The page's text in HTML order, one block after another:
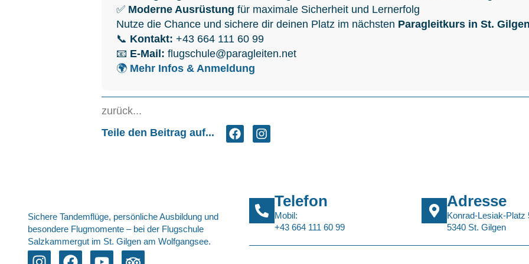
✅ Moderne Ausrüstung für maximale Sicherheit und Lernerfolg
Nutze die Chance und sichere dir deinen Platz im nächsten Paragleitkurs in St. Gilgen
📞 Kontakt: +43 664 111 60 99
📧 E-Mail: flugschule@paragleiten.net
🌍 Mehr Infos & Anmeldung
zurück...
Teile den Beitrag auf...
Sichere Tandemflüge, persönliche Ausbildung und
besondere Flugmomente – bei der Flugschule
Salzkammergut im St. Gilgen am Wolfgangsee.
Telefon
Mobil:
+43 664 111 60 99
Adresse
Konrad-Lesiak-Platz
5340 St. Gilgen